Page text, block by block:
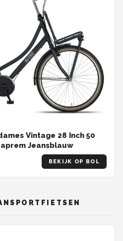
Vintage 28 Inch 50
Jeansblauw
BEKIJK OP BOL